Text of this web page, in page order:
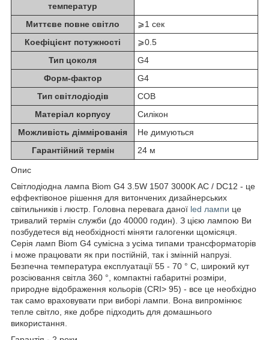
температур
Миттєве повне світло
⩾1 сек
Коефіцієнт потужності
⩾0.5
Тип цоколя
G4
Форм-фактор
G4
Тип світлодіодів
COB
Матеріал корпусу
Силікон
Можливість діммірованія
Не димуються
Гарантійний термін
24 м
Опис
Світлодіодна лампа Biom G4 3.5W 1507 3000K AC / DC12 - це
еффектівоное рішення для витончених дизайнерських
світильників і люстр. Головна перевага даної led лампи це
тривалий термін служби (до 40000 годин). З цією лампою Ви
позбудетеся від необхідності міняти галогенки щомісяця.
Серія ламп Biom G4 сумісна з усіма типами трансформаторів
і може працювати як при постійній, так і змінній напрузі.
Безпечна температура експлуатації 55 - 70 ° C, широкий кут
розсіювання світла 360 °, компактні габаритні розміри,
природне відображення кольорів (CRI> 95) - все це необхідно
так само враховувати при виборі лампи. Вона випромінює
тепле світло, яке добре підходить для домашнього
використання.